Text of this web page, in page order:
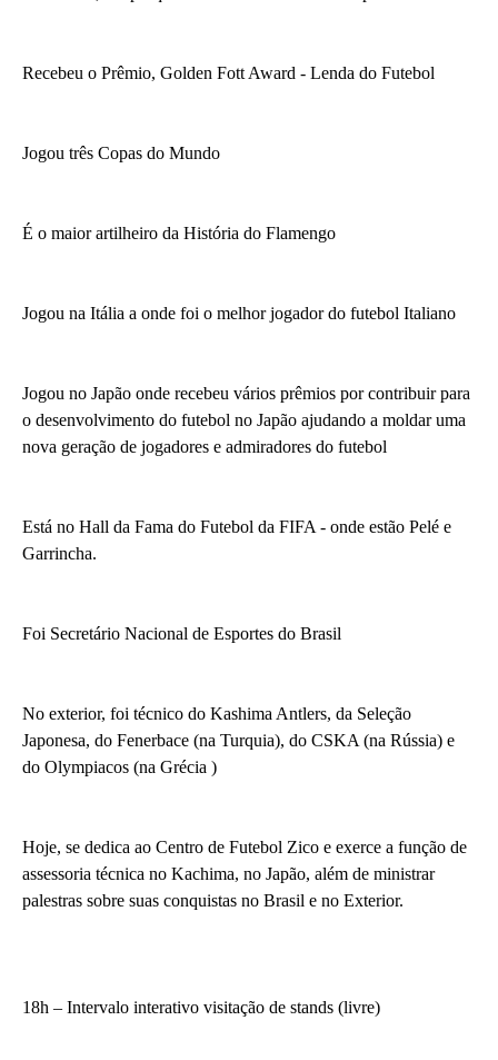
Recebeu o Prêmio, Golden Fott Award - Lenda do Futebol
Jogou três Copas do Mundo
É o maior artilheiro da História do Flamengo
Jogou na Itália a onde foi o melhor jogador do futebol Italiano
Jogou no Japão onde recebeu vários prêmios por contribuir para
o desenvolvimento do futebol no Japão ajudando a moldar uma
nova geração de jogadores e admiradores do futebol
Está no Hall da Fama do Futebol da FIFA - onde estão Pelé e
Garrincha.
Foi Secretário Nacional de Esportes do Brasil
No exterior, foi técnico do Kashima Antlers, da Seleção
Japonesa, do Fenerbace (na Turquia), do CSKA (na Rússia) e
do Olympiacos (na Grécia )
Hoje, se dedica ao Centro de Futebol Zico e exerce a função de
assessoria técnica no Kachima, no Japão, além de ministrar
palestras sobre suas conquistas no Brasil e no Exterior.
18h – Intervalo interativo visitação de stands (livre)